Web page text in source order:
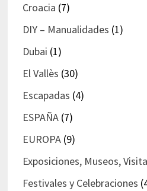
Croacia (7)
DIY – Manualidades (1)
Dubai (1)
El Vallès (30)
Escapadas (4)
ESPAÑA(7)
EUROPA(9)
Exposiciones, Museos,
Festivales y Celebraciones